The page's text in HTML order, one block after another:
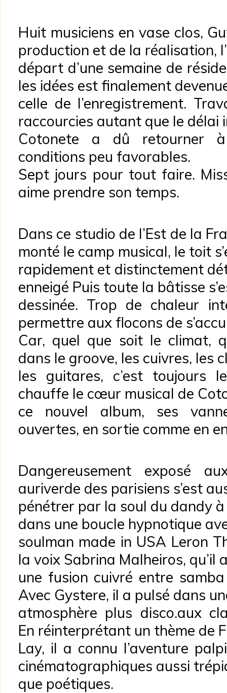
Huit musiciens en vase clos,
production et de la réalisation,
départ d’une semaine de
les idées est finalement
celle de l’enregistrement.
raccourcies autant que le délai
Cotonete a dû retourner
conditions peu favorables.
Sept jours pour tout faire.
aime prendre son temps.
Dans ce studio de l’Est de la
monté le camp musical, le toit
rapidement et distinctement
enneigé Puis toute la bâtisse
dessinée. Trop de chaleur
permettre aux flocons de
Car, quel que soit le climat,
dans le groove, les cuivres, les
les guitares, c’est toujours
chauffe le cœur musical de
ce nouvel album, ses
ouvertes, en sortie comme en
Dangereusement exposé
auriverde des parisiens s’est
pénétrer par la soul du dandy
dans une boucle hypnotique
soulman made in USA Leron
la voix Sabrina Malheiros, qu’il
une fusion cuivré entre
Avec Gystere, il a pulsé dans
atmosphère plus disco.aux
En réinterprétant un thème de
Lay, il a connu l’aventure
cinématographiques aussi
que poétiques.